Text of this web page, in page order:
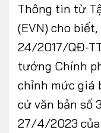
Thông tin từ
(EVN) cho
24/2017/QĐ-
tướng Chính
chỉnh mức giá
cứ văn bản số
27/4/2023 của